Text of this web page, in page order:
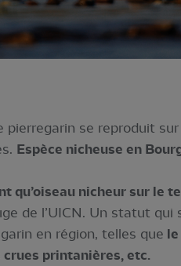
pierregarin se reproduit
Espèce nicheuse en
qu’oiseau nicheur sur le
de l’UICN. Un statut qui
en région, telles que le
printanières, etc.